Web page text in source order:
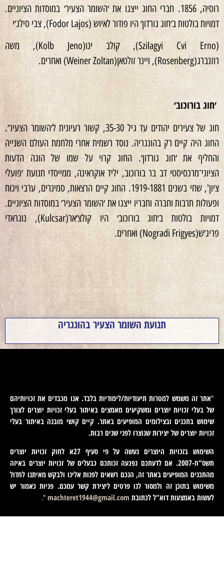
רוסיה, 1856. חברי החוג ייצגו את ׳השומר הצעיר׳ במוסדות הציוניים.
דמויות בולטות ב׳חוג גורדון׳ היו פודור לאיוש (Fodor Lajos), צבי סילג׳י
(Szilagyi Cvi Erno), קולב ינו(Kolb Jeno), משה
רוזנברג(Rosenberg), ויינר זולטאן(Weiner Zoltan) ואחרים.
׳חוג בורוכוב׳
חוג של צעירים יהודים עד גיל 35-30, קשור רעיונית ל׳השומר הצעיר׳.
החוג היה קיים רק בהונגריה. נוסד רשמית אחרי מלחמת העולם השנייה
והחליף את ׳חוג גורדון׳. החוג קרוי על שמו של הוגה הדעות
הציוני־מרכסיסטי דב בר בורוכוב, יליד אוקראינה, ממייסדי תנועת ׳פועלי
ציון', שחי בשנים 1919-1881. החוג קיים הרצאות, סמינרים, ערבי ויכוח
ופעולות תרבות וחברה וחבריו ייצגו את ׳השומר הצעיר׳ במוסדות הציוניים.
דמויות בולטות ב׳חוג בורוכוב׳ היו קולצ׳אר(Kulcsar), נוגראדי
פריג׳ש(Nogradi Frigyes) ואחרים.
תנועת השומר הצעיר בהונגריה
"אתר זה משמש למטרות תיעודיות/לימודיות בלבד. אנו מכבדים את זכויותיהם
של בעלי זכויות יוצרים ומשקיעים מאמצים באיתור בעלי זכויות יוצרים לצורך
שימוש בתכנים ובצילומים המופיעים באתר. קיים קושי מובנה באיתור בעלי
זכויות יוצרים של יצירות שנוצרו לפני שנים רבות.
השימוש בזכויות היוצרים נעשה על פי סעיף 27א לחוק זכויות יוצרים
תשס"ח-2007. אם לדעתכם נפגעה זכותכם כבעלים של זכויות יוצרים באיזה
מהתכנים המופיעים באתר זה, הנכם רשאים לפנות אלינו ולבקש מאיתנו לחדול
משימוש בתוכן זה ולמסור לנו פרטים ליצירת קשר עמכם. פניות כאמור יש
לעשות באמצעות דוא"ל לכתובת machteret1944@gmail.com
".